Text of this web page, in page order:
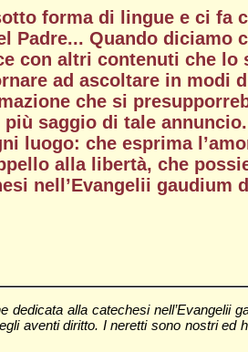
forma di lingue e ci fa
Quando diciamo
con altri contenuti che
ad ascoltare in modi
che si
saggio di tale
luogo: che esprima
alla libertà, che
nell’Evangelii gaudium
alla catechesi nell’Evangelii
aventi diritto. I neretti sono nostri ed